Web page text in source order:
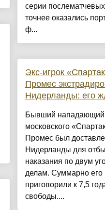
серии
точнее оказались
ф...
Экс-игрок
Промес
Нидерланды: его
Бывший нападающий
московского
Промес был
Нидерланды для
наказания по двум
делам. Суммарно его
приговорили к 7,5
свободы....